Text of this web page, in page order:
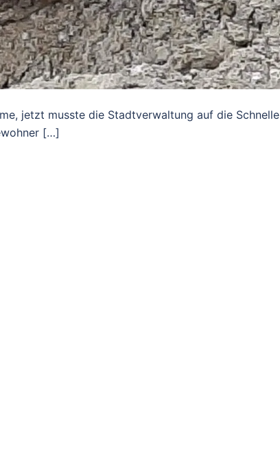
jetzt musste die Stadtverwaltung auf die Schnelle
[…]